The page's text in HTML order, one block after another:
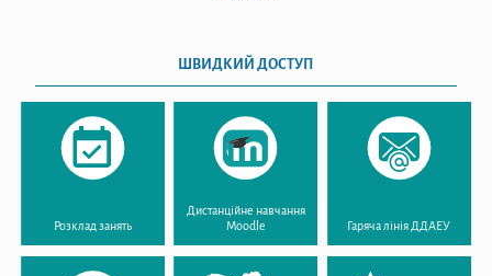
ШВИДКИЙ ДОСТУП
Розклад занять
Дистанційне навчання
Moodle
Гаряча лінія ДДАЕУ